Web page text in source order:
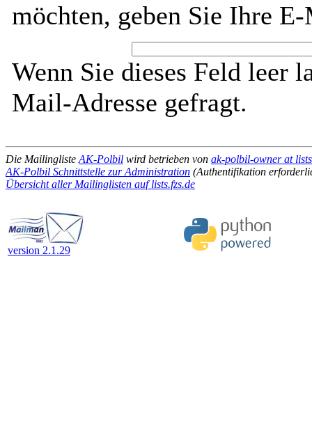
möchten, geben Sie Ihre
Wenn Sie dieses Feld leer
Mail-Adresse gefragt.
Die Mailingliste AK-Polbil wird betrieben von ak-polbil-owner at
AK-Polbil Schnittstelle zur Administration (Authentifikation
Übersicht aller Mailinglisten auf lists.fzs.de
version 2.1.29